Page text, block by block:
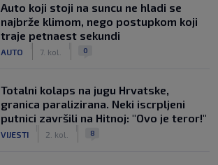
Auto koji stoji na suncu ne hladi se
najbrže klimom, nego postupkom koji
traje petnaest sekundi
AUTO 7. kol. 0
Totalni kolaps na jugu Hrvatske,
granica paralizirana. Neki iscrpljeni
putnici završili na Hitnoj: "Ovo je teror!"
VIJESTI 2. kol. 8